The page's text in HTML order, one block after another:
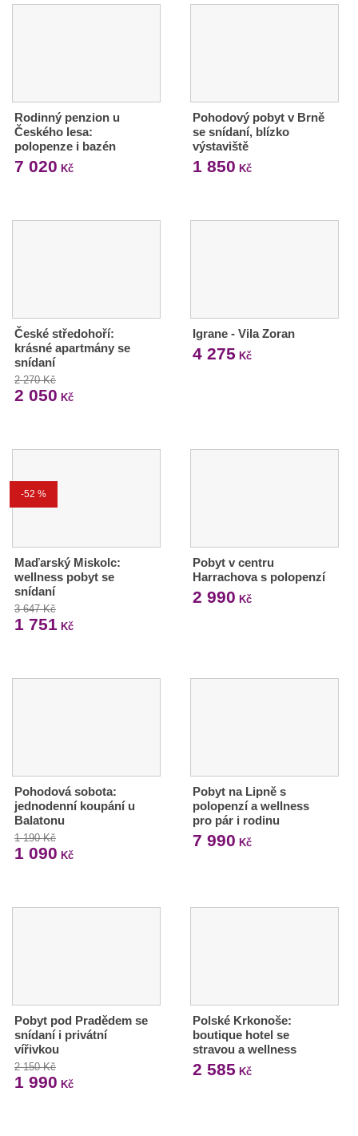
Rodinný penzion u
Českého lesa:
polopenze i bazén
7 020 Kč
Pohodový pobyt v Brně
se snídaní, blízko
výstaviště
1 850 Kč
České středohoří:
krásné apartmány se
snídaní
2 270 Kč
2 050 Kč
Igrane - Vila Zoran
4 275 Kč
-52 %
Maďarský Miskolc:
wellness pobyt se
snídaní
3 647 Kč
1 751 Kč
Pobyt v centru
Harrachova s polopenzí
2 990 Kč
Pohodová sobota:
jednodenní koupání u
Balatonu
1 190 Kč
1 090 Kč
Pobyt na Lipně s
polopenzí a wellness
pro pár i rodinu
7 990 Kč
Pobyt pod Pradědem se
snídaní i privátní
vířivkou
2 150 Kč
1 990 Kč
Polské Krkonoše:
boutique hotel se
stravou a wellness
2 585 Kč